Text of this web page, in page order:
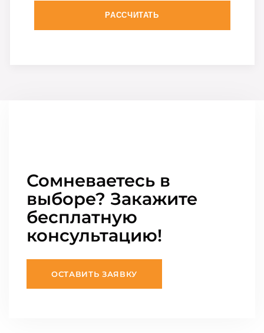
РАССЧИТАТЬ
Сомневаетесь в
выборе? Закажите
бесплатную
консультацию!
ОСТАВИТЬ ЗАЯВКУ